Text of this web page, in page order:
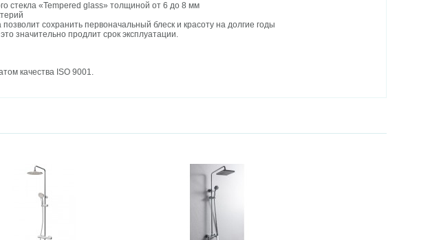
стекла «Tempered glass» толщиной от 6 до 8 мм
сохранить первоначальный блеск и красоту на долгие годы
значительно продлит срок эксплуатации.
качества ISO 9001.